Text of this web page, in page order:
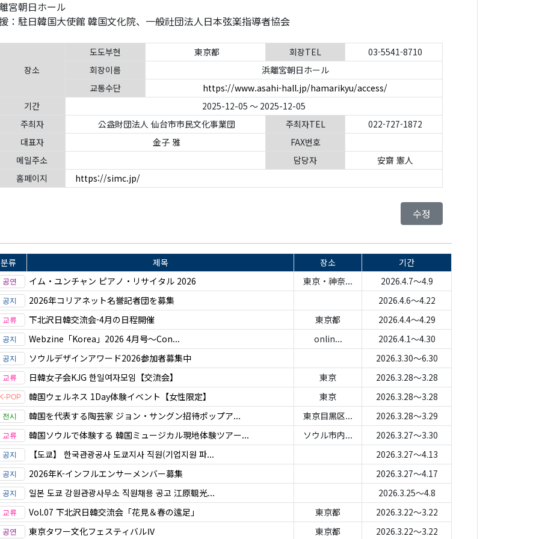
宮朝日ホール
：駐日韓国大使館 韓国文化院、一般社団法人日本弦楽指導者協会
장소
도도부현 東京都 회장TEL
03-5541-8710
회장이름
浜離宮朝日ホール
교통수단
https://www.asahi-hall.jp/hamarikyu/access/
기간
2025-12-05 ～ 2025-12-05
주최자
公益財団法人 仙台市市民文化事業団 주최자TEL
022-727-1872
대표자
金子 雅
FAX번호
메일주소
담당자
安齋 憲人
홈페이지
https://simc.jp/
수정
분류 제목 장소
기간
イム・ユンチャン ピアノ・リサイタル 2026
東京・神奈...
2026.4.7～4.9
2026年コリアネット名誉記者団を募集
2026.4.6～4.22
下北沢日韓交流会-4月の日程開催
東京都
2026.4.4～4.29
Webzine「Korea」2026 4月号～Con...
onlin...
2026.4.1～4.30
ソウルデザインアワード2026参加者募集中
2026.3.30～6.30
日韓女子会KJG 한일여자모임【交流会】
東京
2026.3.28～3.28
韓国ウェルネス 1Day体験イベント【女性限定】
東京
2026.3.28～3.28
韓国を代表する陶芸家 ジョン・サングン招待ポップア...
東京目黒区...
2026.3.28～3.29
韓国ソウルで体験する 韓国ミュージカル現地体験ツアー...
ソウル市内...
2026.3.27～3.30
【도쿄】 한국관광공사 도쿄지사 직원(기업지원 파...
2026.3.27～4.13
2026年K-インフルエンサーメンバー募集
2026.3.27～4.17
일본 도쿄 강원관광사무소 직원채용 공고 江原観光...
2026.3.25～4.8
Vol.07 下北沢日韓交流会「花見＆春の遠足」
東京都
2026.3.22～3.22
東京タワー文化フェスティバルⅣ
東京都 2026.3.22～3.22